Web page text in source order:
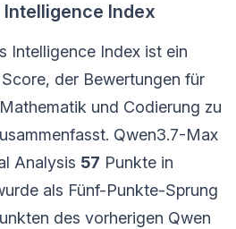
Index
Intelligence Index ist ein
der Bewertungen für
und Codierung zu
Qwen3.7-Max
Analysis 57 Punkte in
als Fünf-Punkte-Sprung
des vorherigen Qwen